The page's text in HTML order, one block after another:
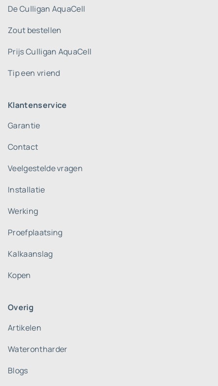
De Culligan AquaCell
Zout bestellen
Prijs Culligan AquaCell
Tip een vriend
Klantenservice
Garantie
Contact
Veelgestelde vragen
Installatie
Werking
Proefplaatsing
Kalkaanslag
Kopen
Overig
Artikelen
Waterontharder
Blogs